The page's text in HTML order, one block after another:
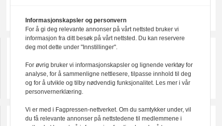
Informasjonskapsler og personvern
For å gi deg relevante annonser på vårt nettsted bruker vi
informasjon fra ditt besøk på vårt nettsted. Du kan reservere
deg mot dette under "Innstillinger".
For øvrig bruker vi informasjonskapsler og lignende verktøy for
analyse, for å sammenligne nettlesere, tilpasse innhold til deg
og for å utvikle og tilby nødvendig funksjonalitet. Les mer i vår
personvernerklæring.
Vi er med i Fagpressen-nettverket. Om du samtykker under, vil
du få relevante annonser på nettstedene til medlemmene i